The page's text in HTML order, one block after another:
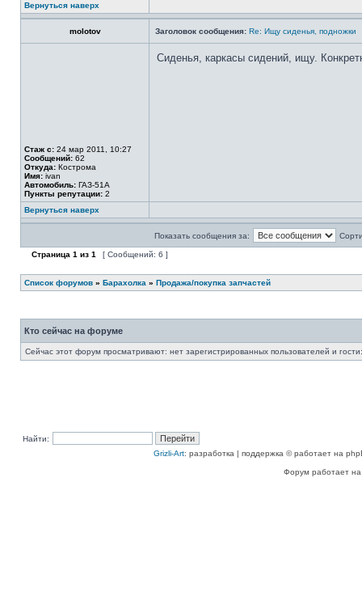
Вернуться наверх
molotov Заголовок сообщения: Re: Ищу сиденья, подножки
Стаж с: 24 мар 2011, 10:27
Сообщений: 62
Откуда: Кострома
Имя: ivan
Автомобиль: ГАЗ-51А
Пункты репутации: 2
Сиденья, каркасы сидений, ищу.
Вернуться наверх
Показать сообщения за:
Страница 1 из 1 [ Сообщений: 6 ]
Список форумов » Барахолка » Продажа/покупка запчастей
Кто сейчас на форуме
Сейчас этот форум просматривают: нет зарегистрированных пользователей и
Найти:
Grizli-Art: разработка | поддержка © работает на
Форум работает